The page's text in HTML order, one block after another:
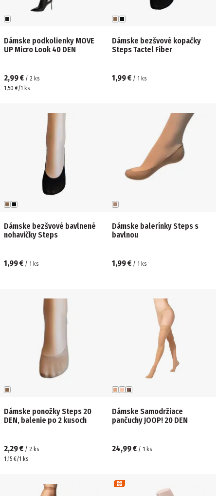
Dámske podkolienky MOVE
UP Micro Look 40 DEN
2,99 € / 2 ks
1,50 €/1 ks
Dámske bezšvové kopačky
Steps Tactel Fiber
1,99 € / 1 ks
Dámske bezšvové bavlnené
nohavičky Steps
1,99 € / 1 ks
Dámske balerínky Steps s
bavlnou
1,99 € / 1 ks
Dámske ponožky Steps 20
DEN, balenie po 2 kusoch
2,29 € / 2 ks
1,15 €/1 ks
Dámske Samodržiace
pančuchy JOOP! 20 DEN
24,99 € / 1 ks